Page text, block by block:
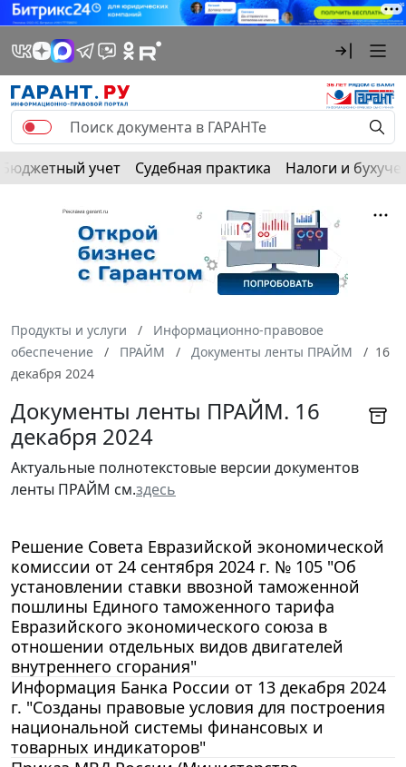
Бюджетный учет Судебная практика Налоги и
Продукты и услуги
Информационно-правовое
обеспечение
ПРАЙМ Документы ленты ПРАЙМ
16
декабря 2024
Документы ленты ПРАЙМ. 16
декабря 2024
Актуальные полнотекстовые версии документов
ленты ПРАЙМ см.здесь
Решение Совета Евразийской экономической
комиссии от 24 сентября 2024 г. № 105 "Об
установлении ставки ввозной таможенной
пошлины Единого таможенного тарифа
Евразийского экономического союза в
отношении отдельных видов двигателей
внутреннего сгорания"
Информация Банка России от 13 декабря 2024
г. "Созданы правовые условия для построения
национальной системы финансовых и
товарных индикаторов"